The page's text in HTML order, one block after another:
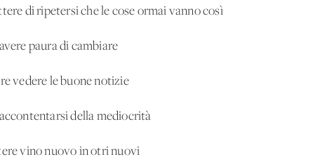
di ripetersi che le cose ormai vanno così
paura di cambiare
vedere le buone notizie
della mediocrità
vino nuovo in otri nuovi